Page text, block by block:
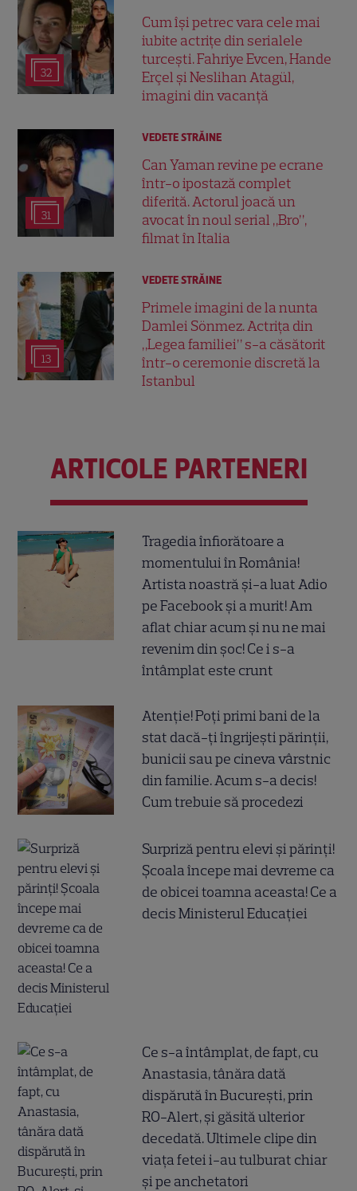
32
Cum își petrec vara cele mai
iubite actrițe din serialele
turcești. Fahriye Evcen, Hande
Erçel și Neslihan Atagül,
imagini din vacanță
31
VEDETE STRĂINE
Can Yaman revine pe ecrane
într-o ipostază complet
diferită. Actorul joacă un
avocat în noul serial „Bro”,
filmat în Italia
13
VEDETE STRĂINE
Primele imagini de la nunta
Damlei Sönmez. Actrița din
„Legea familiei” s-a căsătorit
într-o ceremonie discretă la
Istanbul
ARTICOLE PARTENERI
Tragedia înfiorătoare a
momentului în România!
Artista noastră și-a luat Adio
pe Facebook și a murit! Am
aflat chiar acum și nu ne mai
revenim din șoc! Ce i s-a
întâmplat este crunt
Atenție! Poți primi bani de la
stat dacă-ți îngrijești părinții,
bunicii sau pe cineva vârstnic
din familie. Acum s-a decis!
Cum trebuie să procedezi
Surpriză pentru elevi și părinți!
Școala începe mai devreme ca
de obicei toamna aceasta! Ce a
decis Ministerul Educației
Ce s-a întâmplat, de fapt, cu
Anastasia, tânăra dată
dispărută în București, prin
RO-Alert, și găsită ulterior
decedată. Ultimele clipe din
viața fetei i-au tulburat chiar
și pe anchetatori